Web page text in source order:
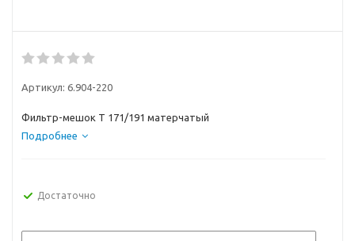
Артикул: 6.904-220
Фильтр-мешок Т 171/191 матерчатый
Подробнее
Достаточно